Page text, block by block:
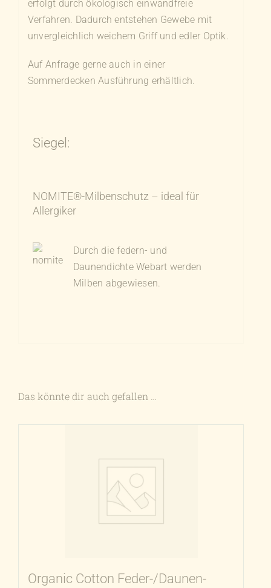
erfolgt durch ökologisch einwandfreie
Verfahren. Dadurch entstehen Gewebe mit
unvergleichlich weichem Griff und edler Optik.
Auf Anfrage gerne auch in einer
Sommerdecken Ausführung erhältlich.
Siegel:
NOMITE®-Milbenschutz – ideal für
Allergiker
Durch die federn- und
Daunendichte Webart werden
Milben abgewiesen.
Das könnte dir auch gefallen …
Organic Cotton Feder-/Daunen-